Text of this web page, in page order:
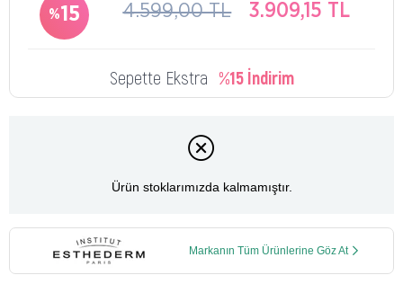
15 4.599,00 TL 3.909,15 TL
Sepette Ekstra %15 İndirim
Ürün stoklarımızda kalmamıştır.
Markanın Tüm Ürünlerine Göz At